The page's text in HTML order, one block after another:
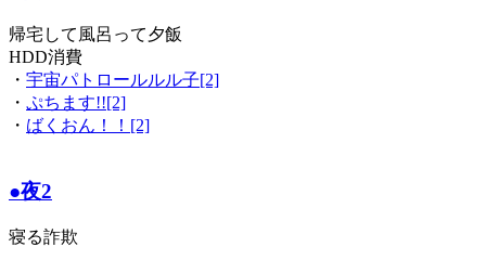
帰宅して風呂って夕飯
HDD消費
・ 宇宙パトロールルル子[2]
・ ぷちます!![2]
・ ばくおん！！[2]
●夜2
寝る詐欺